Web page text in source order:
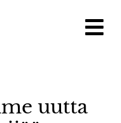
uutta